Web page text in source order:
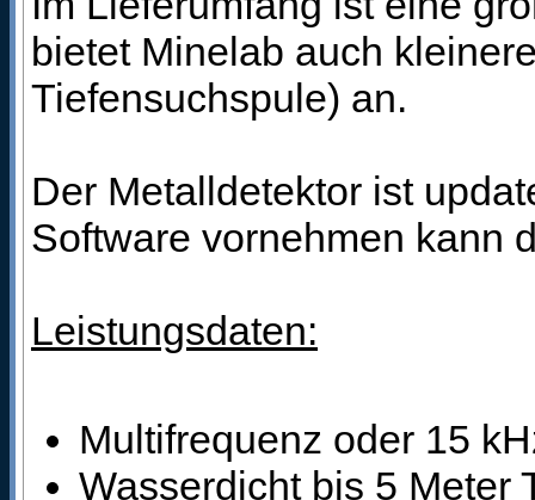
bietet Minelab auch
Tiefensuchspule) an.
Der Metalldetektor ist
Software vornehmen kann
Leistungsdaten:
Multifrequenz oder 15
Wasserdicht bis 5 Meter